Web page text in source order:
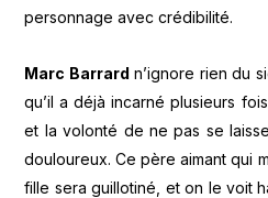
personnage avec crédibilité.
Marc Barrard n’ignore rien du
qu’il a déjà incarné plusieurs
et la volonté de ne pas se
douloureux. Ce père aimant qui
fille sera guillotiné, et on le voit